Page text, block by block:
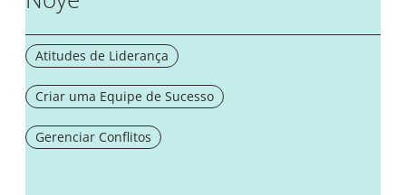
Atitudes de Liderança
Criar uma Equipe de Sucesso
Gerenciar Conflitos